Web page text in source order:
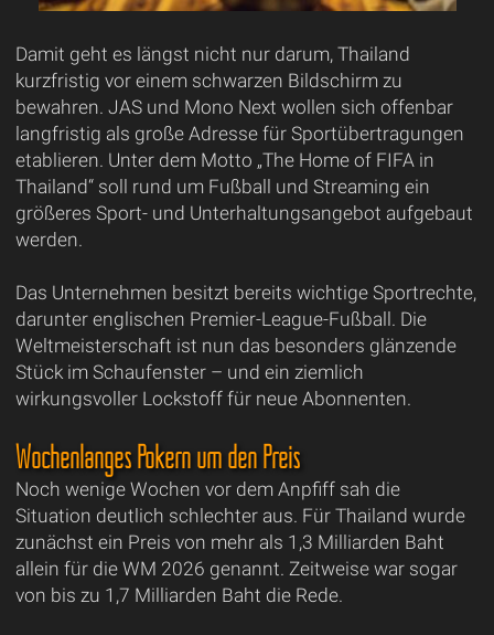
Damit geht es längst nicht nur darum, Thailand
kurzfristig vor einem schwarzen Bildschirm zu
bewahren. JAS und Mono Next wollen sich offenbar
langfristig als große Adresse für Sportübertragungen
etablieren. Unter dem Motto „The Home of FIFA in
Thailand“ soll rund um Fußball und Streaming ein
größeres Sport- und Unterhaltungsangebot aufgebaut
werden.
Das Unternehmen besitzt bereits wichtige Sportrechte,
darunter englischen Premier-League-Fußball. Die
Weltmeisterschaft ist nun das besonders glänzende
Stück im Schaufenster – und ein ziemlich
wirkungsvoller Lockstoff für neue Abonnenten.
Wochenlanges Pokern um den Preis
Noch wenige Wochen vor dem Anpfiff sah die
Situation deutlich schlechter aus. Für Thailand wurde
zunächst ein Preis von mehr als 1,3 Milliarden Baht
allein für die WM 2026 genannt. Zeitweise war sogar
von bis zu 1,7 Milliarden Baht die Rede.